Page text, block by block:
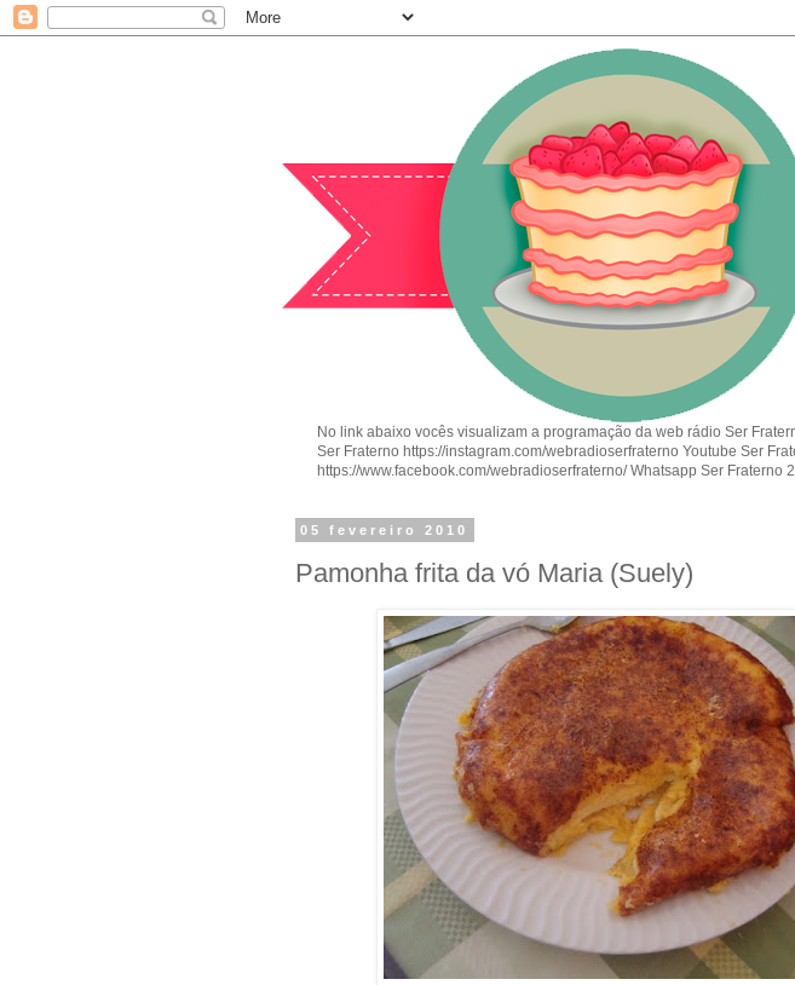
No link abaixo vocês visualizam a programação da web rádio Ser
Ser Fraterno https://instagram.com/webradioserfraterno Youtube Ser
https://www.facebook.com/webradioserfraterno/ Whatsapp Ser Fraterno
05 fevereiro 2010
Pamonha frita da vó Maria (Suely)